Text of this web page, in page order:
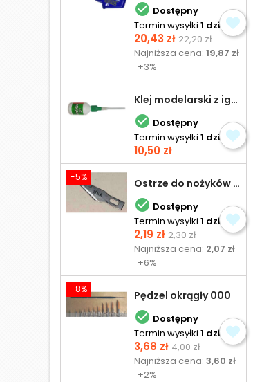
 Dostępny
Termin wysyłki 1 dzień
Cena
20,43 zł Cena
podstawowa
22,20 zł
Najniższa cena:19,87 zł
+3%
Klej modelarski z igłą 30 ml
 Dostępny
Termin wysyłki 1 dzień
Cena
10,50 zł
-5% Ostrze do nożyków Excel
 Dostępny
Termin wysyłki 1 dzień
Cena
2,19 zł Cena
podstawowa
2,30 zł
Najniższa cena: 2,07 zł
+6%
-8% Pędzel okrągły 000
 Dostępny
Termin wysyłki 1 dzień
Cena
3,68 zł Cena
podstawowa
4,00 zł
Najniższa cena:3,60 zł
+2%